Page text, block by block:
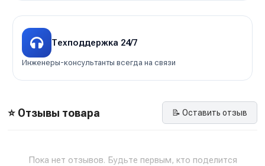
Техподдержка 24/7
Инженеры-консультанты всегда на связи
⭐ Отзывы товара 📝 Оставить отзыв
Пока нет отзывов. Будьте первым, кто поделится